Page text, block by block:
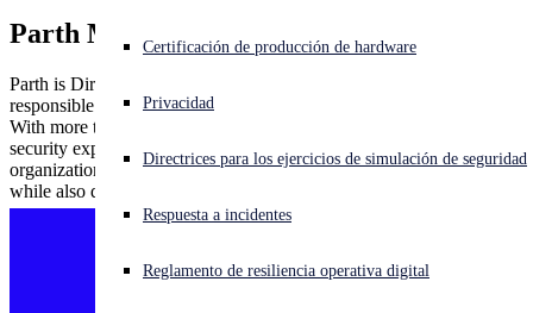
¿Está sufriendo un ciberataque? Obtenga ayuda ahora mismo
Open search
Español Open language switcher
Certificación de producción de hardware
Privacidad
Directrices para los ejercicios de simulación de seguridad
Respuesta a incidentes
Reglamento de resiliencia operativa digital
Parth Mistry
Parth is Director of Product Management at Sophos and is
responsible for building the next-gen network security products.
With more than one decade of information security and cyber
security experience, Parth drives the product strategy so that
organizations can secure an increasingly complex IT organization
while also delivering enhanced service quality.